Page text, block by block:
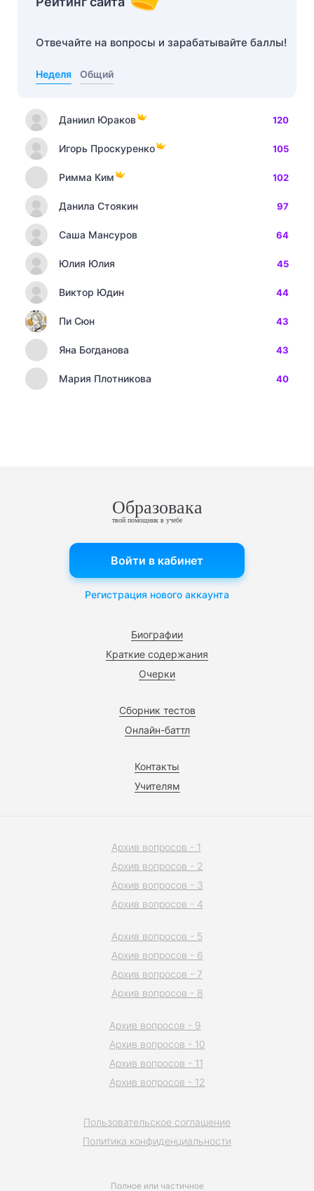
Отвечайте на вопросы и зарабатывайте баллы!
Неделя Общий
Даниил Юраков 120
Игорь Проскуренко 105
Римма Ким 102
Данила Стоякин 97
Саша Мансуров 64
Юлия Юлия 45
Виктор Юдин 44
Пи Сюн 43
Яна Богданова 43
Мария Плотникова 40
Образовака
твой помощник в учебе
Биографии
Краткие содержания
Очерки
Сборник тестов
Онлайн-баттл
Контакты
Учителям
Войти в кабинет
Регистрация нового аккаунта
Полное или частичное
Пользовательское соглашение
Политика конфиденциальности
Архив вопросов - 1
Архив вопросов - 2
Архив вопросов - 3
Архив вопросов - 4
Архив вопросов - 5
Архив вопросов - 6
Архив вопросов - 7
Архив вопросов - 8
Архив вопросов - 9
Архив вопросов - 10
Архив вопросов - 11
Архив вопросов - 12